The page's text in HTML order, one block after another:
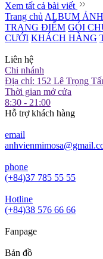
Xem tất cả bài viết
Trang chủ ALBUM
TRANG ĐIỂM GÓI
CƯỚI KHÁCH HÀNG
Liên hệ
Chi nhánh
Địa chỉ: 152 Lê Trọng
Thời gian mở cửa
8:30 - 21:00
Hỗ trợ khách hàng
email
phone
(+84)37 785 55 55
Hotline
(+84)38 576 66 66
Fanpage
Bản đồ